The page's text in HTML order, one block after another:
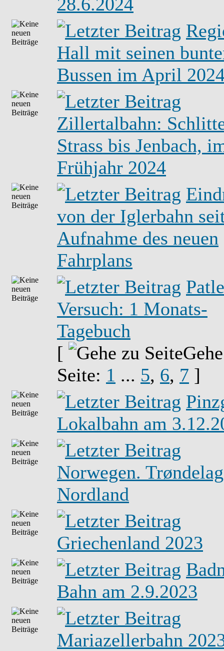
Hall mit seinen
Bussen im April
Zillertalbahn:
Strass bis Jenbach,
Frühjahr 2024
von der Iglerbahn
Aufnahme des neuen
Fahrplans
Versuch: 1 Monats-
Tagebuch
[
Seite: 1 ... 5, 6, 7 ]
Lokalbahn am
Norwegen.
Nordland
Griechenland 2023
Bahn am 2.9.2023
Mariazellerbahn